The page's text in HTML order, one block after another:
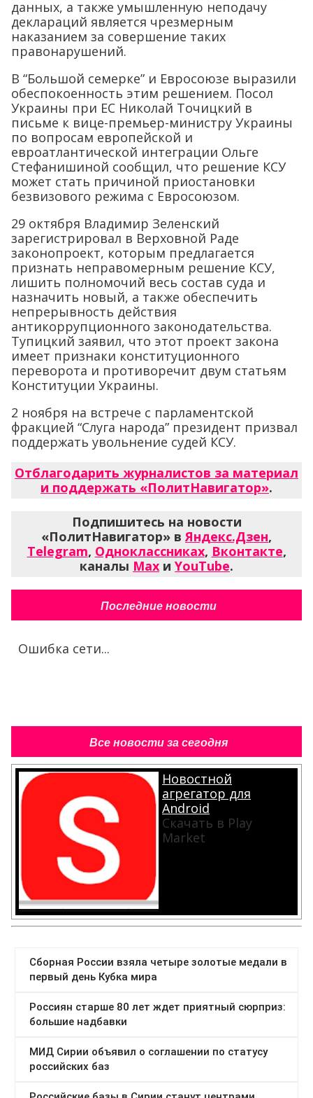
данных, а также умышленную неподачу
деклараций является чрезмерным
наказанием за совершение таких
правонарушений.
В “Большой семерке” и Евросоюзе выразили
обеспокоенность этим решением. Посол
Украины при ЕС Николай Точицкий в
письме к вице-премьер-министру Украины
по вопросам европейской и
евроатлантической интеграции Ольге
Стефанишиной сообщил, что решение КСУ
может стать причиной приостановки
безвизового режима с Евросоюзом.
29 октября Владимир Зеленский
зарегистрировал в Верховной Раде
законопроект, которым предлагается
признать неправомерным решение КСУ,
лишить полномочий весь состав суда и
назначить новый, а также обеспечить
непрерывность действия
антикоррупционного законодательства.
Тупицкий заявил, что этот проект закона
имеет признаки конституционного
переворота и противоречит двум статьям
Конституции Украины.
2 ноября на встрече с парламентской
фракцией “Слуга народа” президент призвал
поддержать увольнение судей КСУ.
Отблагодарить журналистов за материал
и поддержать «ПолитНавигатор».
Подпишитесь на новости
«ПолитНавигатор» в Яндекс.Дзен,
Telegram, Одноклассниках, Вконтакте,
каналы Max и YouTube.
Последние новости
Ошибка сети...
Все новости за сегодня
Новостной
агрегатор для
Android
Скачать в Play
Market